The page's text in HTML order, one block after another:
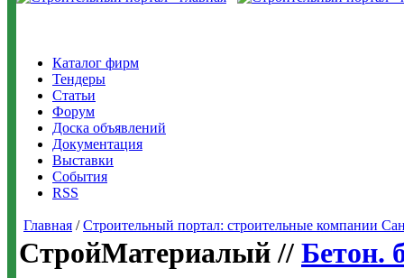
Каталог фирм
Тендеры
Статьи
Форум
Доска объявлений
Документация
Выставки
События
RSS
Главная /Строительный портал: строительные компании
СтройМатериалый // Бетон.